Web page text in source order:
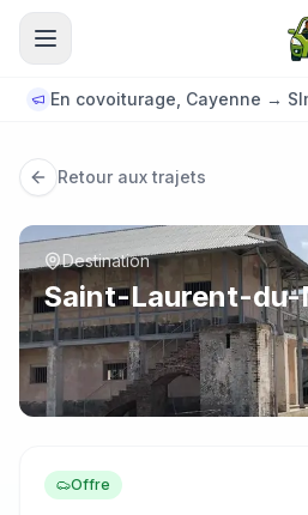
Aller au contenu principal
En covoiturage, Cayenne →
Retour aux trajets
Destination
Saint-Laurent-du-
Offre